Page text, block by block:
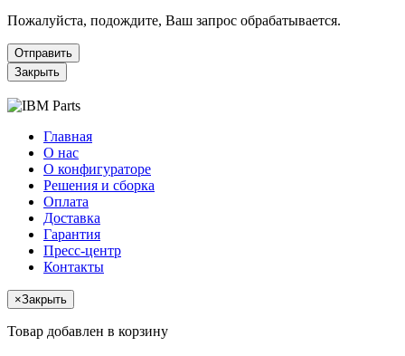
Пожалуйста, подождите, Ваш запрос обрабатывается.
Отправить
Закрыть
Главная
О нас
О конфигураторе
Решения и сборка
Оплата
Доставка
Гарантия
Пресс-центр
Контакты
×Закрыть
Товар добавлен в корзину